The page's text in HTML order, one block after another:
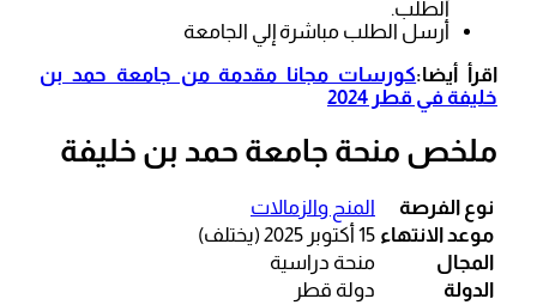
الطلب.
أرسل الطلب مباشرة إلي الجامعة
اقرأ أيضا:كورسات مجانا مقدمة من جامعة حمد بن
خليفة في قطر 2024
ملخص منحة جامعة حمد بن خليفة
نوع الفرصة
المنح والزمالات
موعد الانتهاء 15 أكتوبر 2025 (يختلف)
المجال
منحة دراسية
الدولة
دولة قطر